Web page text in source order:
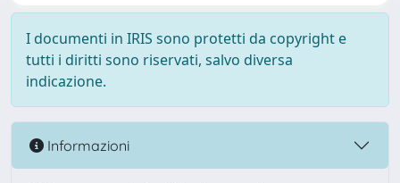
I documenti in IRIS sono protetti da copyright e
tutti i diritti sono riservati, salvo diversa
indicazione.
Informazioni